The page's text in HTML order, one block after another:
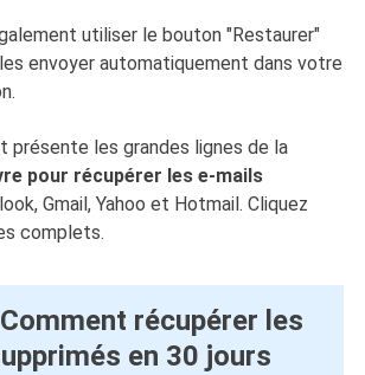
utiliser le bouton "Restaurer"
envoyer automatiquement dans votre
présente les grandes lignes de la
pour récupérer les e-mails
Gmail, Yahoo et Hotmail. Cliquez
complets.
récupérer les
en 30 jours